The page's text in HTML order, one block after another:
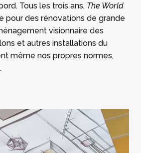
Tous les trois ans, The World
pour des rénovations de grande
visionnaire des
et autres installations du
même nos propres normes,